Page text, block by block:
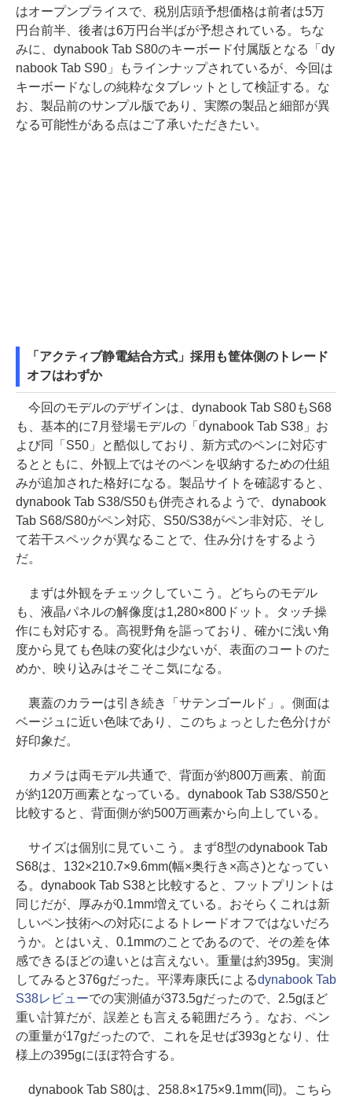
はオープンプライスで、税別店頭予想価格は前者は5万
円台前半、後者は6万円台半ばが予想されている。ちな
みに、dynabook Tab S80のキーボード付属版となる「dy
nabook Tab S90」もラインナップされているが、今回は
キーボードなしの純粋なタブレットとして検証する。な
お、製品前のサンプル版であり、実際の製品と細部が異
なる可能性がある点はご了承いただきたい。
「アクティブ静電結合方式」採用も筐体側のトレード
オフはわずか
今回のモデルのデザインは、dynabook Tab S80もS68
も、基本的に7月登場モデルの「dynabook Tab S38」お
よび同「S50」と酷似しており、新方式のペンに対応す
るとともに、外観上ではそのペンを収納するための仕組
みが追加された格好になる。製品サイトを確認すると、
dynabook Tab S38/S50も併売されるようで、dynabook
Tab S68/S80がペン対応、S50/S38がペン非対応、そし
て若干スペックが異なることで、住み分けをするよう
だ。
まずは外観をチェックしていこう。どちらのモデル
も、液晶パネルの解像度は1,280×800ドット。タッチ操
作にも対応する。高視野角を謳っており、確かに浅い角
度から見ても色味の変化は少ないが、表面のコートのた
めか、映り込みはそこそこ気になる。
裏蓋のカラーは引き続き「サテンゴールド」。側面は
ベージュに近い色味であり、このちょっとした色分けが
好印象だ。
カメラは両モデル共通で、背面が約800万画素、前面
が約120万画素となっている。dynabook Tab S38/S50と
比較すると、背面側が約500万画素から向上している。
サイズは個別に見ていこう。まず8型のdynabook Tab
S68は、132×210.7×9.6mm(幅×奥行き×高さ)となってい
る。dynabook Tab S38と比較すると、フットプリントは
同じだが、厚みが0.1mm増えている。おそらくこれは新
しいペン技術への対応によるトレードオフではないだろ
うか。とはいえ、0.1mmのことであるので、その差を体
感できるほどの違いとは言えない。重量は約395g。実測
してみると376gだった。平澤寿康氏によるdynabook Tab
S38レビューでの実測値が373.5gだったので、2.5gほど
重い計算だが、誤差とも言える範囲だろう。なお、ペン
の重量が17gだったので、これを足せば393gとなり、仕
様上の395gにほぼ符合する。
dynabook Tab S80は、258.8×175×9.1mm(同)。こちら